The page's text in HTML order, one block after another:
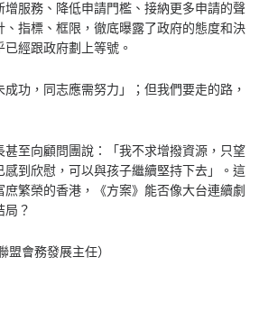
增服務、降低申請門檻、接納更多申請的聲
、指標、框限，徹底曝露了政府的態度和決
經跟政府劃上等號。
，同志應需努力」；但我們要走的路，
至向顧問團說：「我不求增撥資源，只望
感到欣慰，可以與孩子繼續堅持下去」。這
繁榮的香港，《方案》能否像大台連續劇
局？
盟會務發展主任）